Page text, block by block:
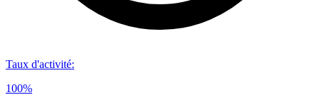
Taux d'activité:
100%